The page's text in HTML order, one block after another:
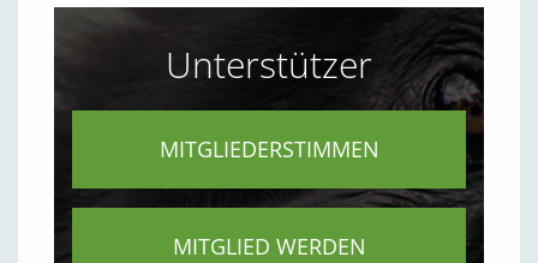
Unterstützer
MITGLIEDERSTIMMEN
MITGLIED WERDEN